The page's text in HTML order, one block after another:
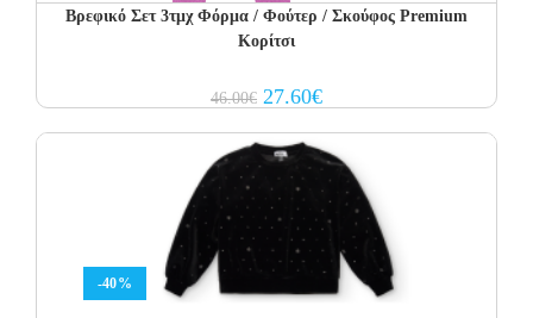
Βρεφικό Σετ 3τμχ Φόρμα / Φούτερ / Σκούφος Premium
Κορίτσι
46.00€ Original
price
46.00€.
27.60€Current
price
-40%